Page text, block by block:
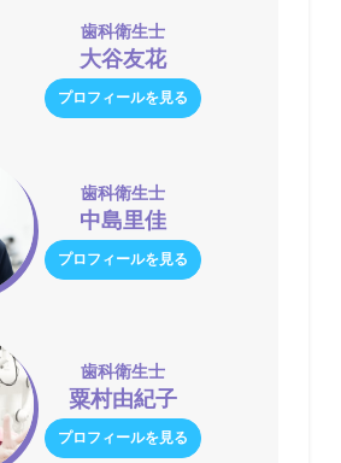
歯科衛生士
大谷友花
プロフィールを見る
歯科衛生士
中島里佳
プロフィールを見る
歯科衛生士
粟村由紀子
プロフィールを見る